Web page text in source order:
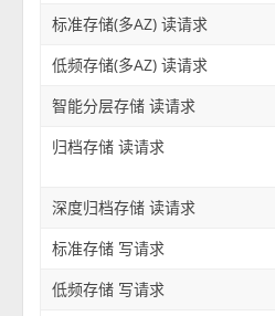
标准存储(多AZ) 读请求
低频存储(多AZ) 读请求
智能分层存储 读请求
归档存储 读请求
深度归档存储 读请求
标准存储 写请求
低频存储 写请求